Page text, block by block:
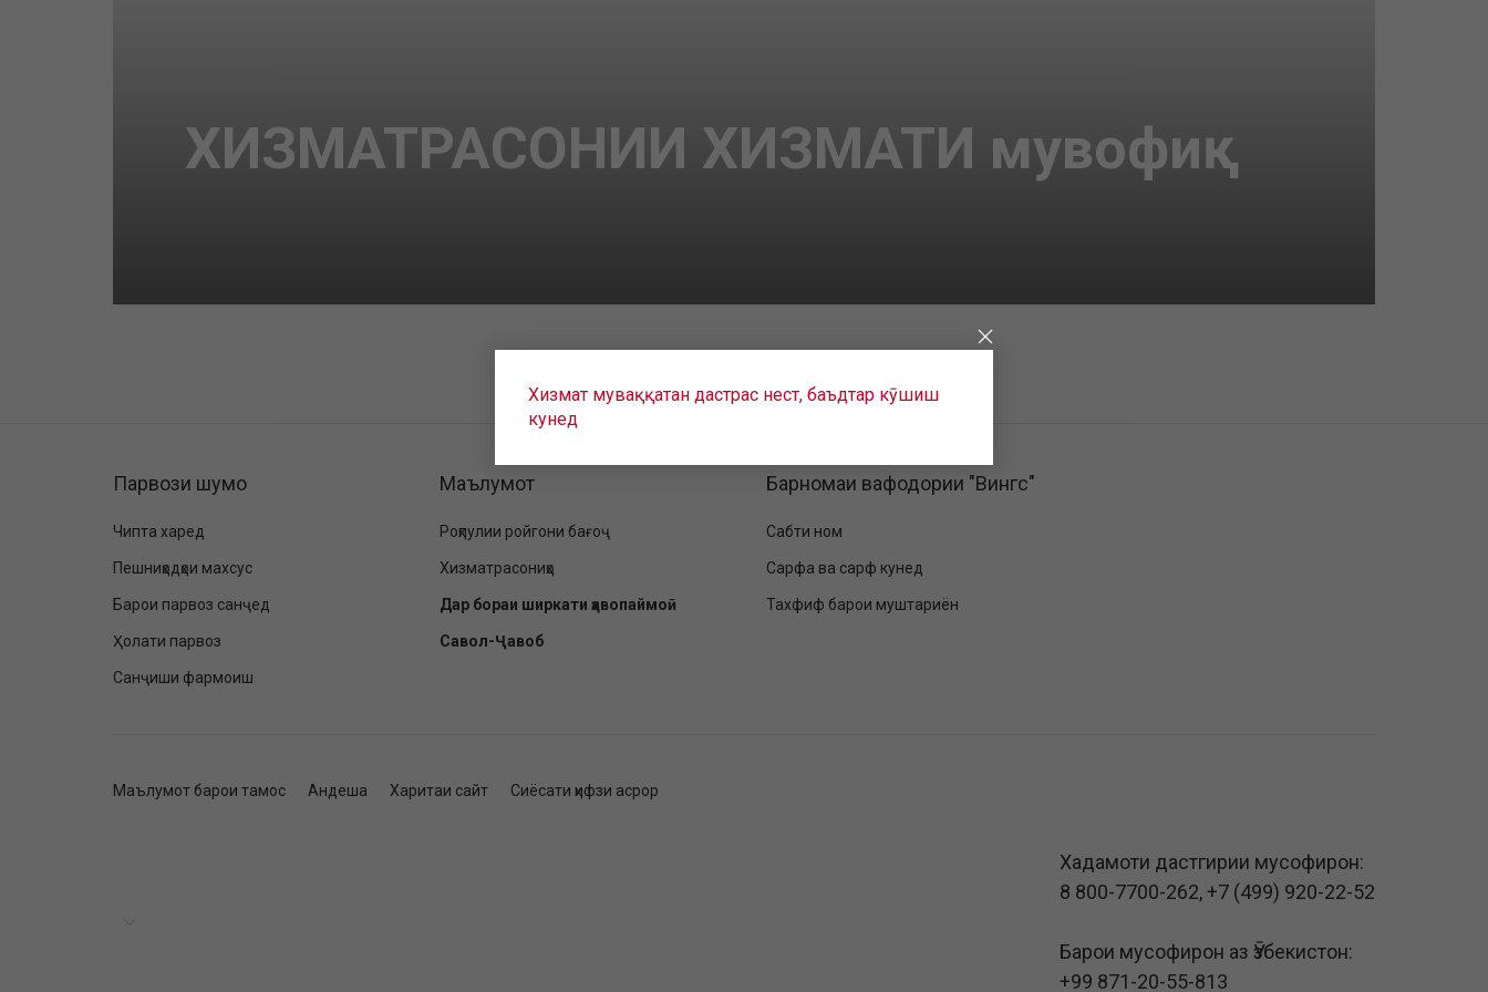
ХИЗМАТРАСОНИИ ХИЗМАТИ мувофиқ
Хизмат муваққатан дастрас нест, баъдтар кӯшиш
кунед
Парвози шумо
Чипта харед
Пешниҳодҳои махсус
Барои парвоз санҷед
Ҳолати парвоз
Санҷиши фармоиш
Маълумот
Роҳпулии ройгони бағоҷ
Хизматрасониҳо
Дар бораи ширкати ҳавопаймоӣ
Савол-Ҷавоб
Барномаи вафодории "Вингс"
Сабти ном
Сарфа ва сарф кунед
Тахфиф барои муштариён
Маълумот барои тамос Андеша Харитаи сайт Сиёсати ҳифзи асрор
Хадамоти дастгирии мусофирон:
8 800-7700-262,+7 (499) 920-22-52
Барои мусофирон аз Ӯзбекистон:
+99 871-20-55-813